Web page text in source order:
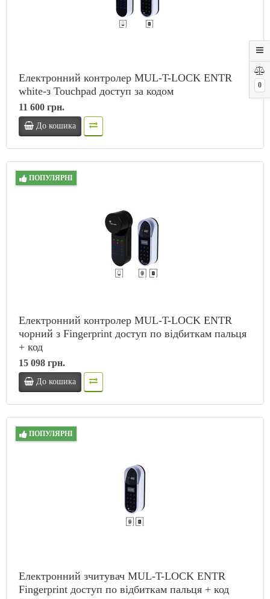
0
Електронний контролер MUL-T-LOCK ENTR
white-з Touchpad доступ за кодом
11 600 грн.
До кошика
ПОПУЛЯРНІ
Електронний контролер MUL-T-LOCK ENTR
чорний з Fingerprint доступ по відбиткам пальця
+ код
15 098 грн.
До кошика
ПОПУЛЯРНІ
Електронний зчитувач MUL-T-LOCK ENTR
Fingerprint доступ по відбиткам пальця + код